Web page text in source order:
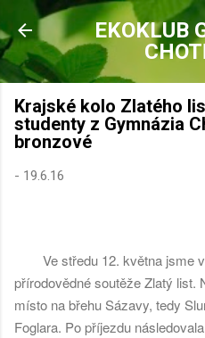
Přeskočit na
EKOKLUB
Krajské kolo Zlatého
studenty z Gymnázia
bronzové
- 19.6.16
Ve středu 12. května jsme
přírodovědné soutěže Zlatý list.
místo na břehu Sázavy, tedy
Foglara. Po příjezdu